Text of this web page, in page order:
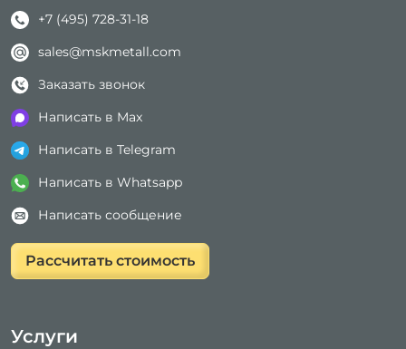
+7 (495) 728-31-18
sales@mskmetall.com
Заказать звонок
Написать в Max
Написать в Telegram
Написать в Whatsapp
Написать сообщение
Рассчитать стоимость
Услуги